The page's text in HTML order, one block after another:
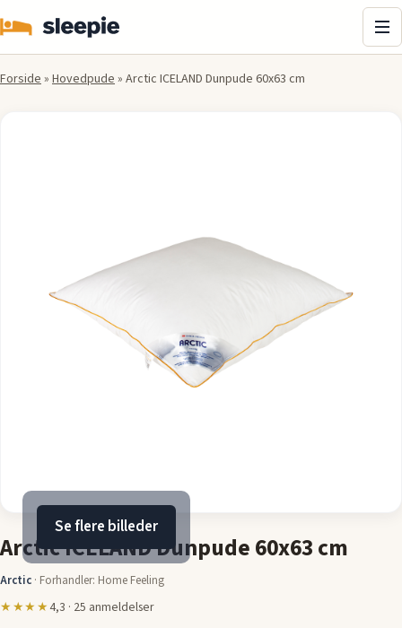
Forside» Hovedpude» Arctic ICELAND Dunpude 60x63 cm
Se flere billeder
Arctic ICELAND Dunpude 60x63 cm
Arctic · Forhandler: Home Feeling
★★★★4,3 · 25 anmeldelser